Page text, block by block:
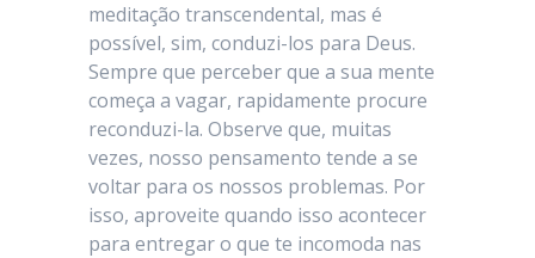
meditação transcendental, mas é
possível, sim, conduzi-los para Deus.
Sempre que perceber que a sua mente
começa a vagar, rapidamente procure
reconduzi-la. Observe que, muitas
vezes, nosso pensamento tende a se
voltar para os nossos problemas. Por
isso, aproveite quando isso acontecer
para entregar o que te incomoda nas